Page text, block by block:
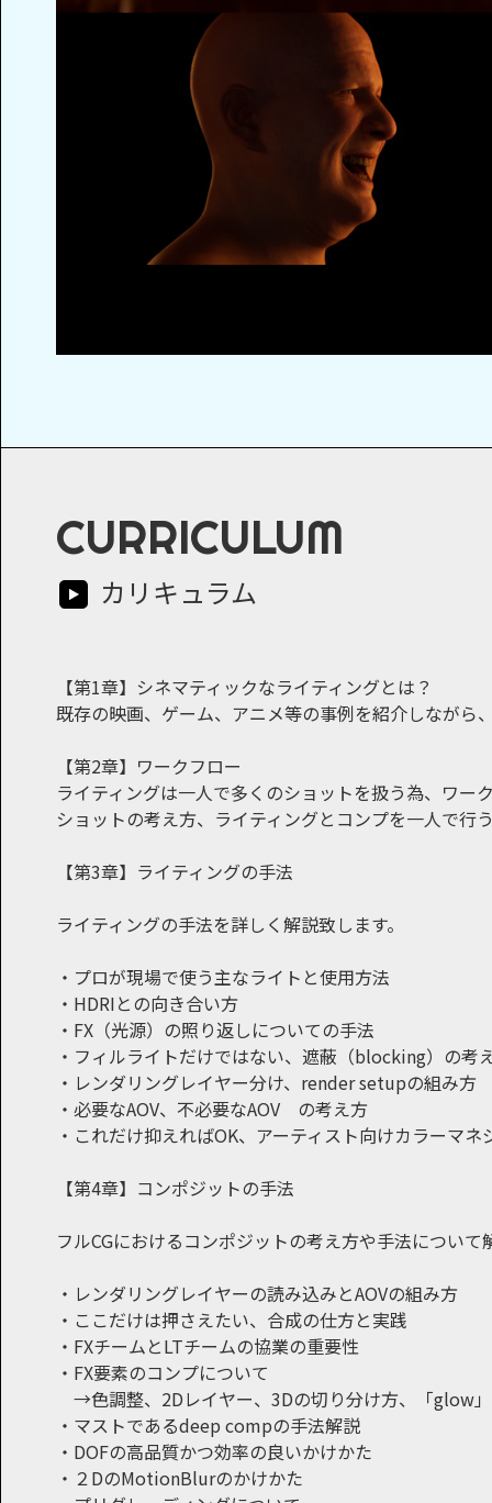
CURRICULUM
カリキュラム
【第1章】シネマティックなライティングとは？
既存の映画、ゲーム、アニメ等の事例を紹介しながら
【第2章】ワークフロー
ライティングは一人で多くのショットを扱う為、ワー
ショットの考え方、ライティングとコンプを一人で行
【第3章】ライティングの手法
ライティングの手法を詳しく解説致します。
・プロが現場で使う主なライトと使用方法
・HDRIとの向き合い方
・FX（光源）の照り返しについての手法
・フィルライトだけではない、遮蔽（blocking）の考
・レンダリングレイヤー分け、render setupの組み方
・必要なAOV、不必要なAOV の考え方
・これだけ抑えればOK、アーティスト向けカラーマネ
【第4章】コンポジットの手法
フルCGにおけるコンポジットの考え方や手法について
・レンダリングレイヤーの読み込みとAOVの組み方
・ここだけは押さえたい、合成の仕方と実践
・FXチームとLTチームの協業の重要性
・FX要素のコンプについて
→色調整、2Dレイヤー、3Dの切り分け方、「glow
・マストであるdeep compの手法解説
・DOFの高品質かつ効率の良いかけかた
・２DのMotionBlurのかけかた